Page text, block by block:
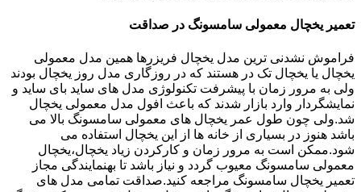
تعمیر یخچال معمولی سامسونگ در صداقت
فراموش نشدنی ترین مدل یخچال فریزرها همین مدل معمولی
یخچال یا یخچال تک در هستند که در روزگاری مدل روز یخچال بودند
ولی به مرور زمان با پیشرفت تکنولوژی مدل های ساید بای ساید و
نمایشگردار وارد بازار شدند که باعث افول مدل معمولی یخچال
شد.ولی چون طول عمر یخچال های معمولی سامسونگ بالا می
باشد هنوز در بسیاری از خانه ها از این یخچال استفاده می
شود.ممکن است به مرور زمان و کارکردن زیاد یخچال،یخچال
معمولی سامسونگ معیوب گردد و نیاز باشد تا بهنمایندگی مجاز
تعمیر یخچال سامسونگ مراجعه کنید.صداقت تمامی مدل های